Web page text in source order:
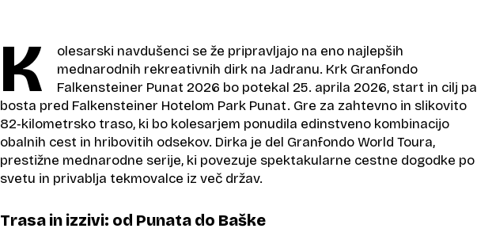
K
olesarski navdušenci se že pripravljajo na eno najlepših
mednarodnih rekreativnih dirk na Jadranu. Krk Granfondo
Falkensteiner Punat 2026 bo potekal 25. aprila 2026, start in cilj pa
bosta pred Falkensteiner Hotelom Park Punat. Gre za zahtevno in slikovito
82‑kilometrsko traso, ki bo kolesarjem ponudila edinstveno kombinacijo
obalnih cest in hribovitih odsekov. Dirka je del Granfondo World Toura,
prestižne mednarodne serije, ki povezuje spektakularne cestne dogodke po
svetu in privablja tekmovalce iz več držav.
Trasa in izzivi: od Punata do Baške